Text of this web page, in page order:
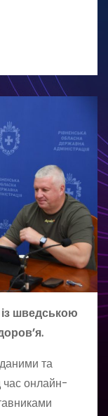
шведською
та
час онлайн-